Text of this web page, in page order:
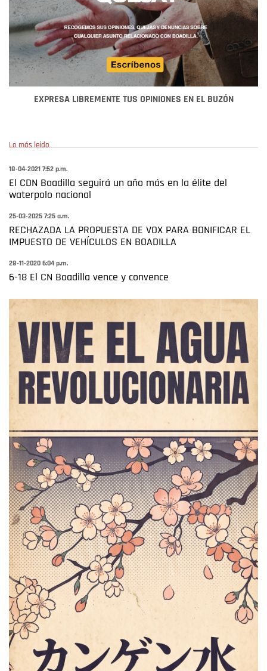
EXPRESA LIBREMENTE TUS OPINIONES EN EL BUZÓN
Lo más leído
18-04-2021 7:52 p.m.
El CDN Boadilla seguirá un año más en la élite del
waterpolo nacional
25-03-2025 7:25 a.m.
RECHAZADA LA PROPUESTA DE VOX PARA BONIFICAR EL
IMPUESTO DE VEHÍCULOS EN BOADILLA
28-11-2020 6:04 p.m.
6-18 El CN Boadilla vence y convence